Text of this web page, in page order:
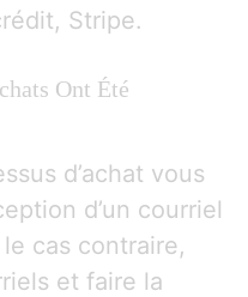
Stripe.
Ont Été
d’achat vous
d’un courriel
cas contraire,
et faire la